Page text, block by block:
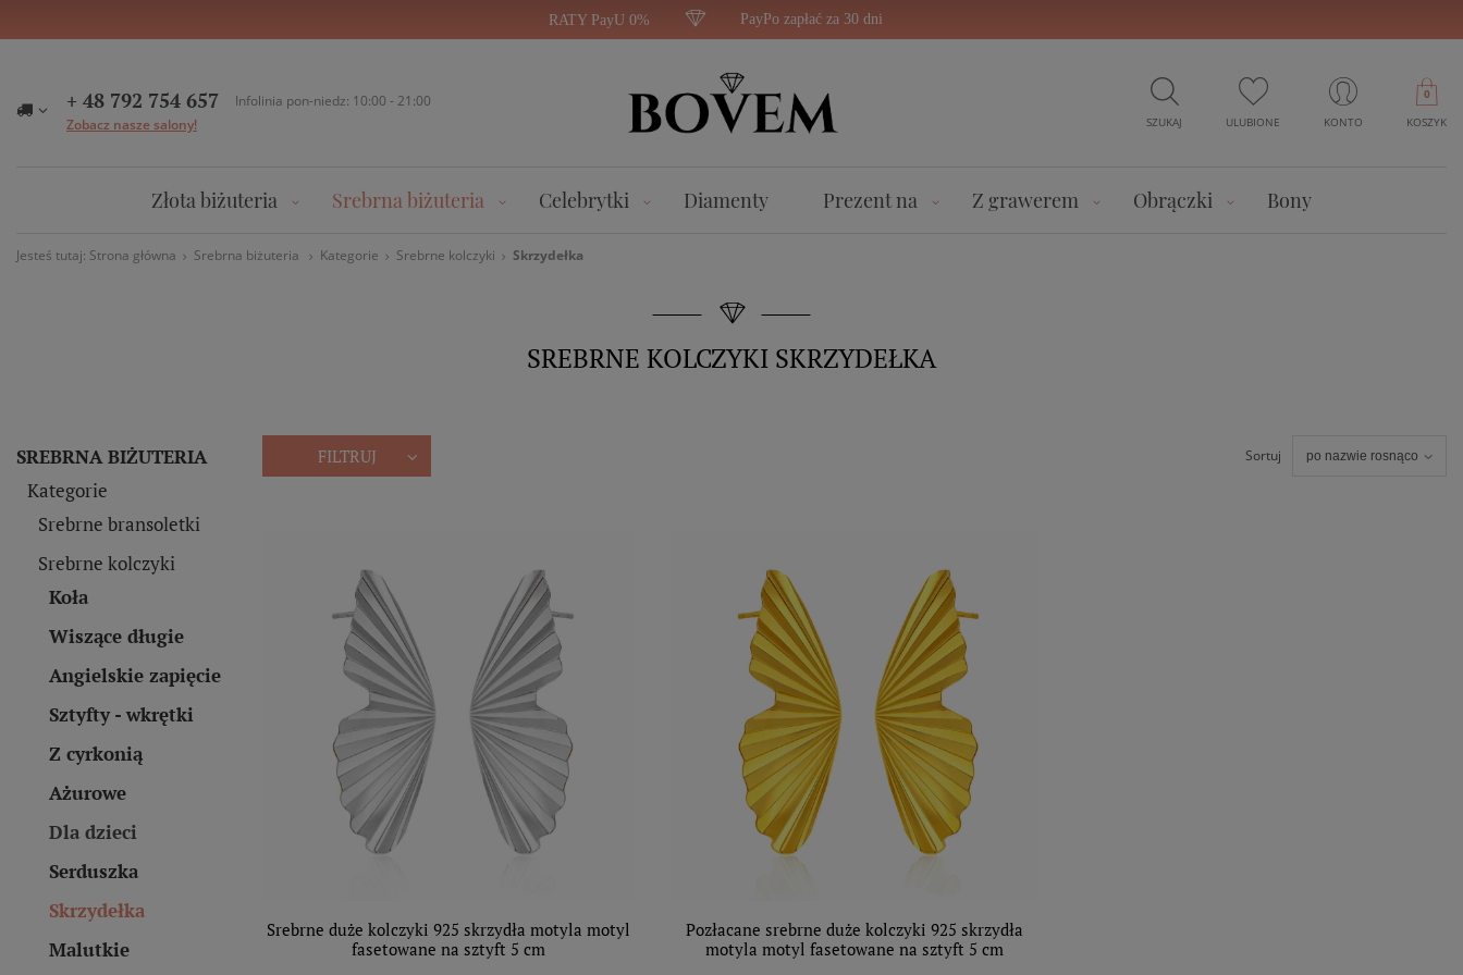
RATY PayU 0% PayPo zapłać za 30 dni
+ 48 792 754 657
Infolinia pon-niedz: 10:00 - 21:00
Zobacz nasze salony!
SZUKAJ ULUBIONE KONTO KOSZYK
0
Złota biżuteria Srebrna biżuteria Celebrytki Diamenty Prezent na Z grawerem Obrączki Bony
Jesteś tutaj: Strona główna Srebrna biżuteria Kategorie Srebrne kolczyki Skrzydełka
SREBRNE KOLCZYKI SKRZYDEŁKA
SREBRNA BIŻUTERIA
Kategorie
Srebrne bransoletki
Srebrne kolczyki
Koła
Wiszące długie
Angielskie zapięcie
Sztyfty - wkrętki
Z cyrkonią
Ażurowe
Dla dzieci
Serduszka
Skrzydełka
Malutkie
Sortuj po nazwie rosnąco
FILTRUJ
Srebrne duże kolczyki 925 skrzydła motyla motyl
fasetowane na sztyft 5 cm
Pozłacane srebrne duże kolczyki 925 skrzydła
motyla motyl fasetowane na sztyft 5 cm